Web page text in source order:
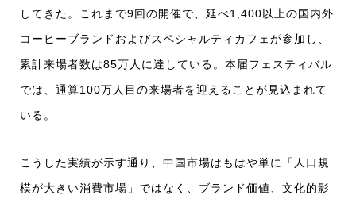
してきた。これまで9回の開催で、延べ1,400以上の国内外
コーヒーブランドおよびスペシャルティカフェが参加し、
累計来場者数は85万人に達している。本届フェスティバル
では、通算100万人目の来場者を迎えることが見込まれて
いる。
こうした実績が示す通り、中国市場はもはや単に「人口規
模が大きい消費市場」ではなく、ブランド価値、文化的影